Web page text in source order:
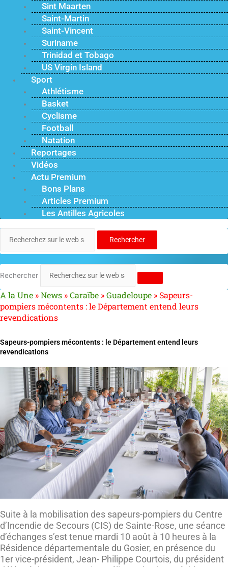
Sint Maarten
Saint-Martin
Saint-Vincent
Suriname
Trinidad et Tobago
US Virgin Island
Sport
Athlétisme
Basket
Cyclisme
Football
Natation
Reportages
Vidéos
Actu Premium
Bons Plans
Articles Premium
Les Antilles Agricoles
Rechercher
Rechercher
A la Une »News »Caraïbe »Guadeloupe »Sapeurs-
pompiers mécontents : le Département entend leurs
revendications
Sapeurs-pompiers mécontents : le Département entend leurs
revendications
Suite à la mobilisation des sapeurs-pompiers du Centre
d’Incendie de Secours (CIS) de Sainte-Rose, une séance
d’échanges s’est tenue mardi 10 août à 10 heures à la
Résidence départementale du Gosier, en présence du
1er vice-président, Jean- Philippe Courtois, du président